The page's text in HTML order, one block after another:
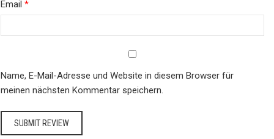
Email *
Name, E-Mail-Adresse und Website in diesem Browser für
meinen nächsten Kommentar speichern.